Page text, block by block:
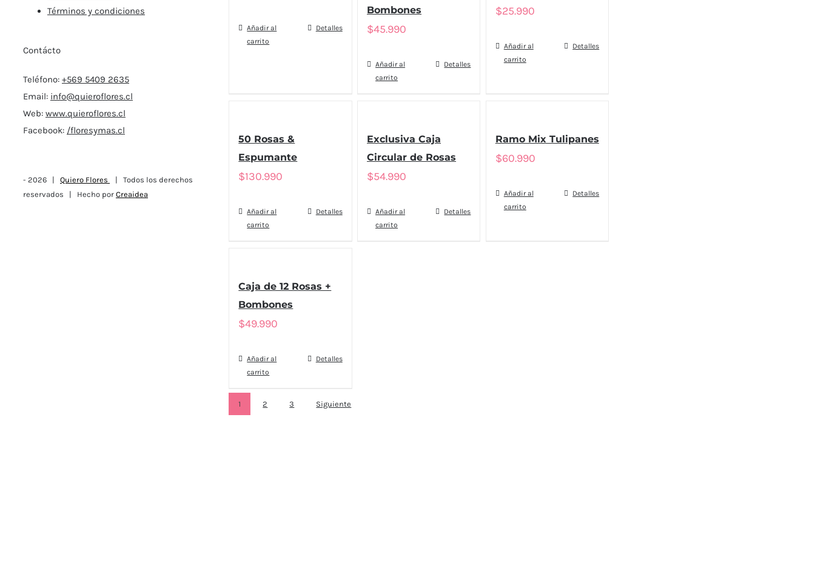
Añadir al
carrito
Detalles
Bombones
$45.990
Añadir al
carrito
Detalles
$25.990
Añadir al
carrito
Detalles
50 Rosas &
Espumante
$130.990
Añadir al
carrito
Detalles
Exclusiva Caja
Circular de Rosas
$54.990
Añadir al
carrito
Detalles
Ramo Mix Tulipanes
$60.990
Añadir al
carrito
Detalles
Caja de 12 Rosas +
Bombones
$49.990
Añadir al
carrito
Detalles
1 2 3 Siguiente
Términos y condiciones
Contácto
Teléfono: +569 5409 2635
Email: info@quieroflores.cl
Web: www.quieroflores.cl
Facebook: /floresymas.cl
- 2026 | Quiero Flores
| Todos los derechos
reservados | Hecho por Creaidea